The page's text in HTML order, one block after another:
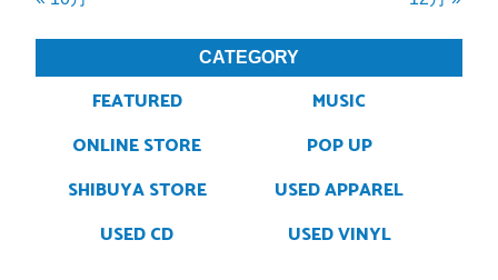
CATEGORY
FEATURED
MUSIC
ONLINE STORE
POP UP
SHIBUYA STORE
USED APPAREL
USED CD
USED VINYL